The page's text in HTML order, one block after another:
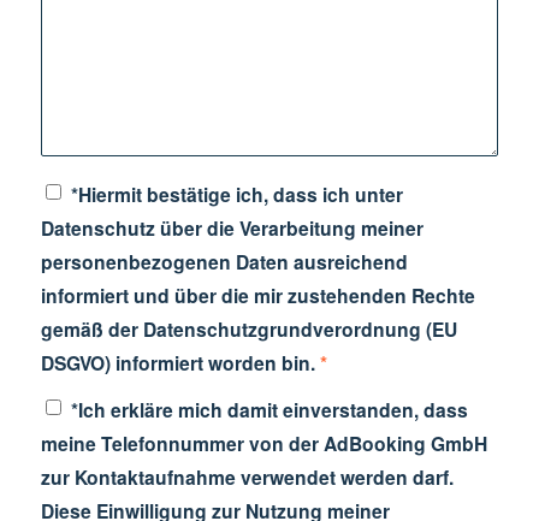
*Hiermit bestätige ich, dass ich unter
Datenschutz über die Verarbeitung meiner
personenbezogenen Daten ausreichend
informiert und über die mir zustehenden Rechte
gemäß der Datenschutzgrundverordnung (EU
DSGVO) informiert worden bin.*
*Ich erkläre mich damit einverstanden, dass
meine Telefonnummer von der AdBooking GmbH
zur Kontaktaufnahme verwendet werden darf.
Diese Einwilligung zur Nutzung meiner